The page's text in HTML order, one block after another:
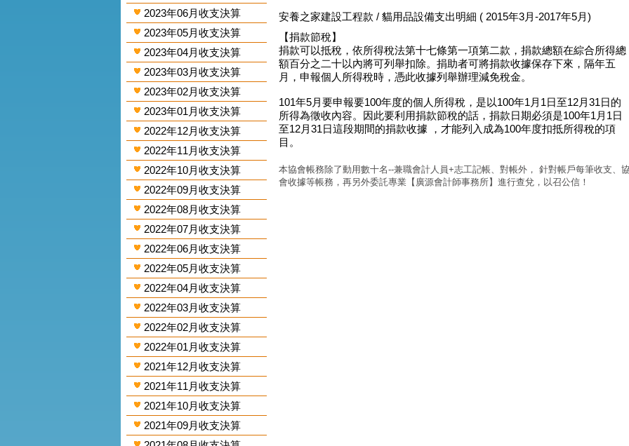
2023年06月收支決算
2023年05月收支決算
2023年04月收支決算
2023年03月收支決算
2023年02月收支決算
2023年01月收支決算
2022年12月收支決算
2022年11月收支決算
2022年10月收支決算
2022年09月收支決算
2022年08月收支決算
2022年07月收支決算
2022年06月收支決算
2022年05月收支決算
2022年04月收支決算
2022年03月收支決算
2022年02月收支決算
2022年01月收支決算
2021年12月收支決算
2021年11月收支決算
2021年10月收支決算
2021年09月收支決算
安養之家建設工程款 / 貓用品設備支出明細 ( 2015年3月-2017年5月)
【捐款節稅】
捐款可以抵稅，依所得稅法第十七條第一項第二款，捐款總額在綜合所得總
額百分之二十以內將可列舉扣除。捐助者可將捐款收據保存下來，隔年五
月，申報個人所得稅時，憑此收據列舉辦理減免稅金。
101年5月要申報要100年度的個人所得稅，是以100年1月1日至12月31日的
所得為徵收內容。因此要利用捐款節稅的話，捐款日期必須是100年1月1日
至12月31日這段期間的捐款收據 ，才能列入成為100年度扣抵所得稅的項
目。
本協會帳務除了動用數十名--兼職會計人員+志工記帳、對帳外， 針對帳戶每筆收支、
會收據等帳務，再另外委託專業【廣源會計師事務所】進行查兌，以召公信！